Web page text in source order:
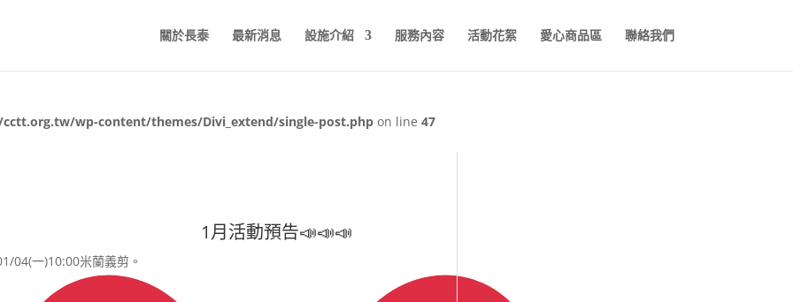
關於長泰 最新消息 設施介紹 服務內容 活動花絮 愛心商品區 聯絡我們
wp-content/themes/Divi_extend/single-post.php on line 47
1月活動預告📣📣📣
04(一)10:00米蘭義剪。